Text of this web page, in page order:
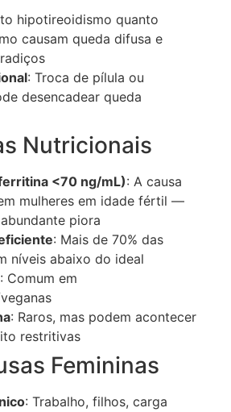
hipotireoidismo quanto
causam queda difusa e
: Troca de pílula ou
desencadear queda
Nutricionais
<70 ng/mL): A causa
mulheres em idade fértil —
piora
: Mais de 70% das
níveis abaixo do ideal
: Comum em
: Raros, mas podem acontecer
restritivas
Femininas
: Trabalho, filhos, carga